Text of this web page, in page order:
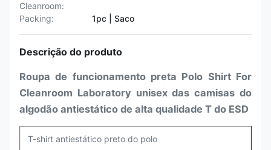
Cleanroom:
Packing: 1pc | Saco
Descrição do produto
Roupa de funcionamento preta Polo Shirt For
Cleanroom Laboratory unisex das camisas do
algodão antiestático de alta qualidade T do ESD
T-shirt antiestático preto do polo